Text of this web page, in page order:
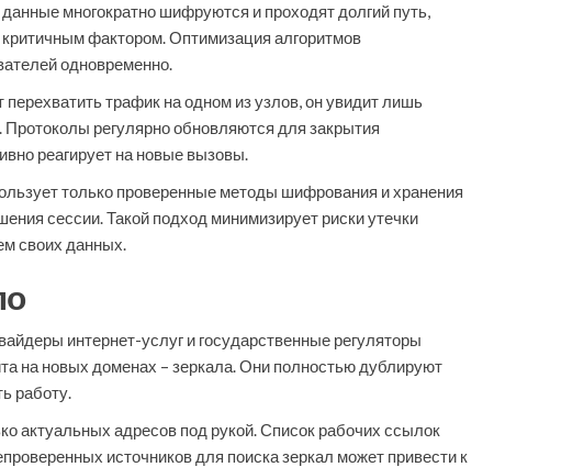
многократно шифруются и проходят долгий путь,
фактором. Оптимизация алгоритмов
одновременно.
трафик на одном из узлов, он увидит лишь
регулярно обновляются для закрытия
реагирует на новые вызовы.
только проверенные методы шифрования и хранения
сессии. Такой подход минимизирует риски утечки
своих данных.
интернет-услуг и государственные регуляторы
на новых доменах – зеркала. Они полностью дублируют
работу.
актуальных адресов под рукой. Список рабочих ссылок
источников для поиска зеркал может привести к